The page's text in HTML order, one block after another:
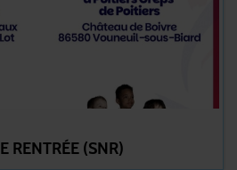
RENTRÉE (SNR)